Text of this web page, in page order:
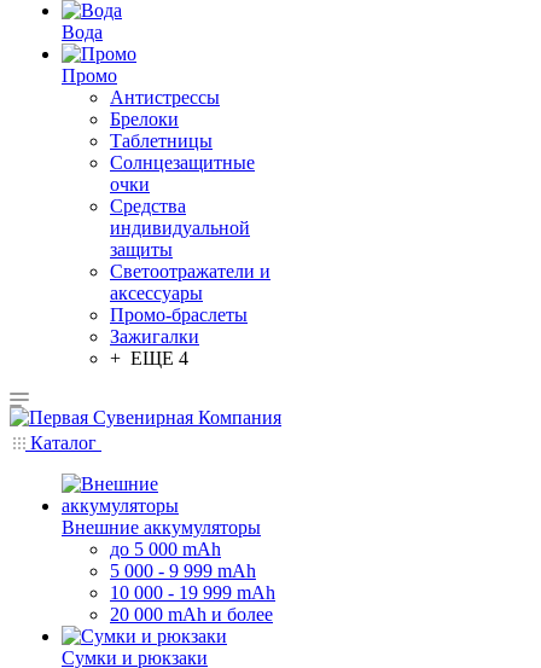
Вода
Промо
Антистрессы
Брелоки
Таблетницы
Солнцезащитные
очки
Средства
индивидуальной
защиты
Светоотражатели и
аксессуары
Промо-браслеты
Зажигалки
+ ЕЩЕ 4
Каталог
Внешние аккумуляторы
до 5 000 mAh
5 000 - 9 999 mAh
10 000 - 19 999 mAh
20 000 mAh и более
Сумки и рюкзаки